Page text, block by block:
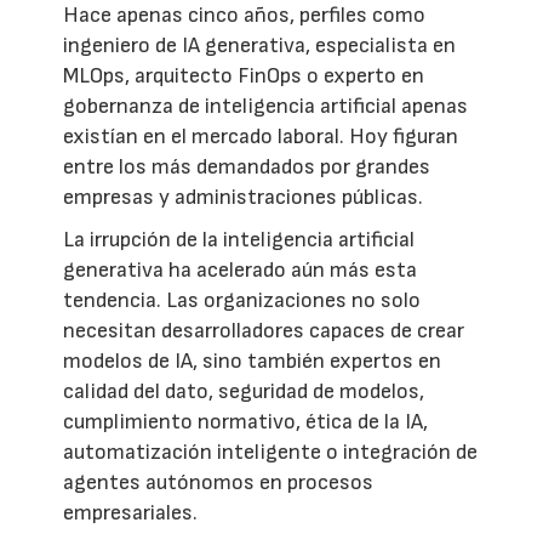
Hace apenas cinco años, perfiles como
ingeniero de IA generativa, especialista en
MLOps, arquitecto FinOps o experto en
gobernanza de inteligencia artificial apenas
existían en el mercado laboral. Hoy figuran
entre los más demandados por grandes
empresas y administraciones públicas.
La irrupción de la inteligencia artificial
generativa ha acelerado aún más esta
tendencia. Las organizaciones no solo
necesitan desarrolladores capaces de crear
modelos de IA, sino también expertos en
calidad del dato, seguridad de modelos,
cumplimiento normativo, ética de la IA,
automatización inteligente o integración de
agentes autónomos en procesos
empresariales.